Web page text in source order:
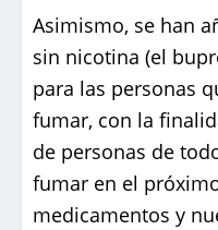
Asimismo, se han
sin nicotina (el
para las personas
fumar, con la
de personas de
fumar en el
medicamentos y